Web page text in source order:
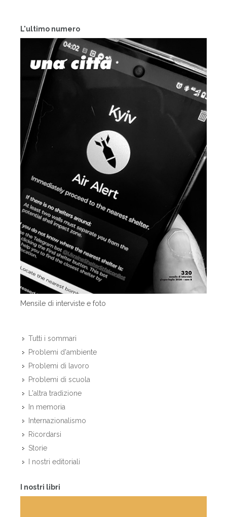
L'ultimo numero
Mensile di interviste e foto
Tutti i sommari
Problemi d'ambiente
Problemi di lavoro
Problemi di scuola
L'altra tradizione
In memoria
Internazionalismo
Ricordarsi
Storie
I nostri editoriali
I nostri libri